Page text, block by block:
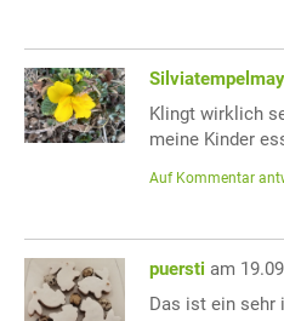
Klingt wirklich
meine Kinder
Auf Kommentar
puersti am
Das ist ein sehr